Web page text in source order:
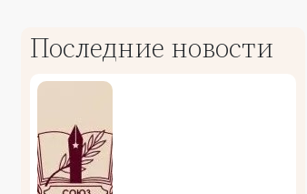
Последние новости